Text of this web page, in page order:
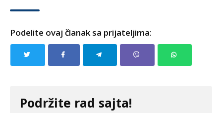
Podelite ovaj članak sa prijateljima:
Podržite rad sajta!